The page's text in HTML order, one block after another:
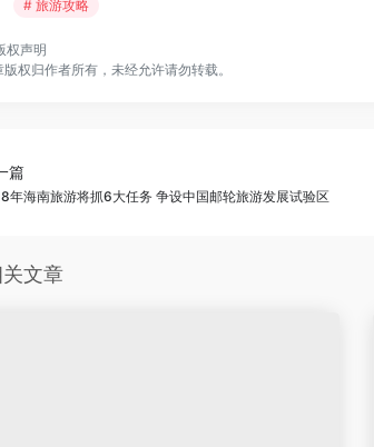
# 旅游攻略
权声明
版权归作者所有，未经允许请勿转载。
篇
年海南旅游将抓6大任务 争设中国邮轮旅游发展试验区
文章